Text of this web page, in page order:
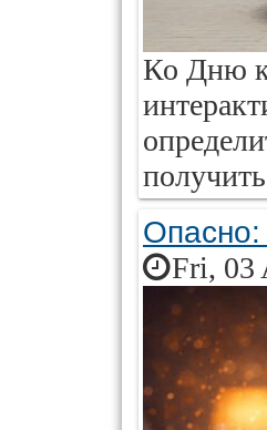
Ко Дню
Опасно:
Fri, 03